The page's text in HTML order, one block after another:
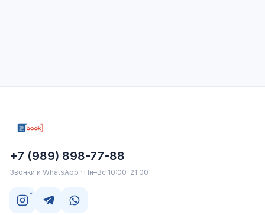
+7 (989) 898-77-88
Звонки и WhatsApp · Пн–Вс 10:00–21:00
*